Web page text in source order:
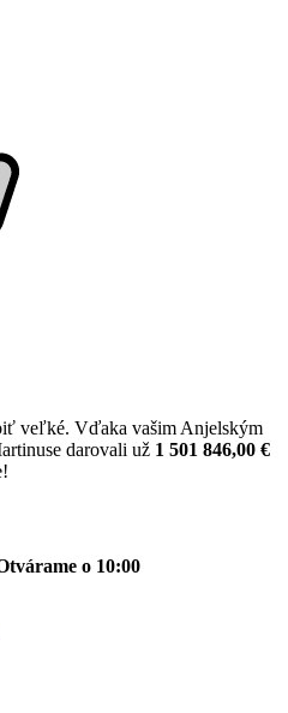
veľké. Vďaka vašim Anjelským
darovali už 1 501 846,00 €
o 10:00